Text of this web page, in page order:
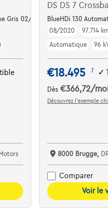
Gris 02/23 5km GPS
DS DS 7
BlueHDi 130
08/2020
97.714
Automatique
96
€18.495 1 ✓
Dès€366,72/
Découvrez l’exemple
8000 Brugge,
Comparer
Voir le